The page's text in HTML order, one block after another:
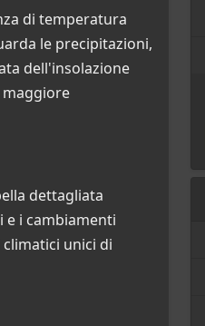
di temperatura
le precipitazioni,
dell'insolazione
maggiore
dettagliata
i cambiamenti
unici di